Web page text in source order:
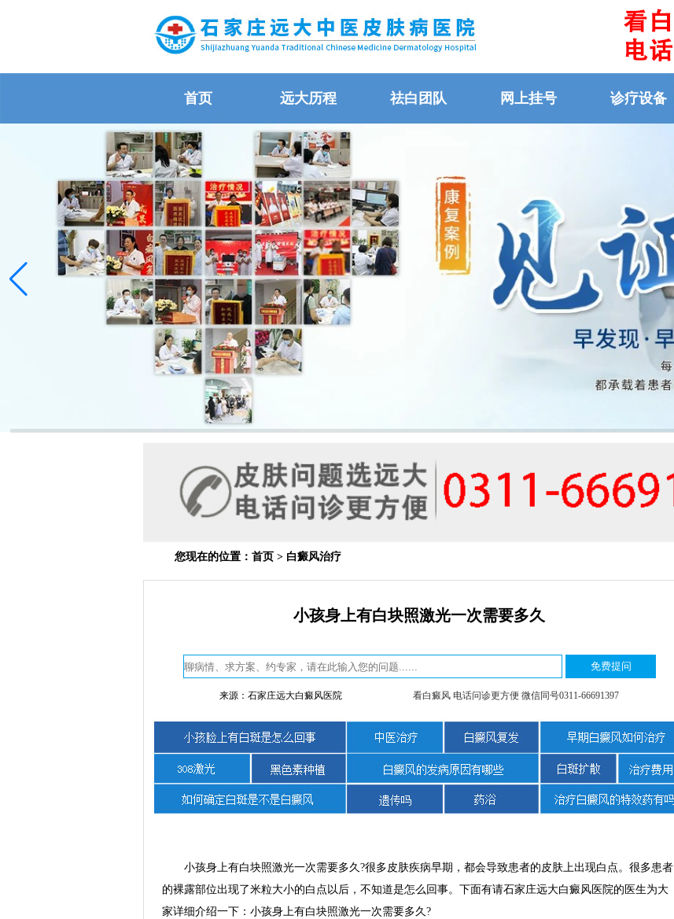
首页 远大历程 祛白团队 网上挂号 诊疗设备
您现在的位置： 首页> 白癜风治疗
小孩身上有白块照激光一次需要多久
来源：石家庄远大白癜风医院 看白癜风 电话问诊更方便 微信同号0311-66691397
小孩身上有白块照激光一次需要多久?很多皮肤疾病早期，都会导致患者的皮肤上出现白点。很多患者
的裸露部位出现了米粒大小的白点以后，不知道是怎么回事。下面有请石家庄远大白癜风医院的医生为大
家详细介绍一下：小孩身上有白块照激光一次需要多久?